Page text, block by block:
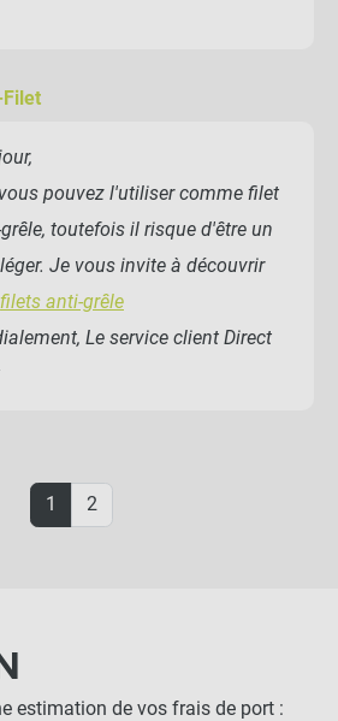
Filet
pouvez l'utiliser comme filet
toutefois il risque d'être un
Je vous invite à découvrir
filets anti-grêle
Le service client Direct
1 2
estimation de vos frais de port :